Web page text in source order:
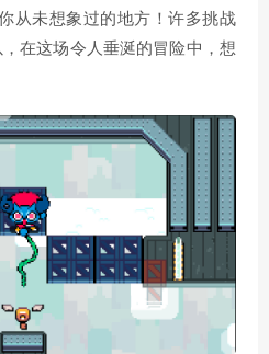
从未想象过的地方！许多挑战
在这场令人垂涎的冒险中，想